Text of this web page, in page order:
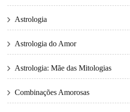
Astrologia
Astrologia do Amor
Astrologia: Mãe das Mitologias
Combinações Amorosas